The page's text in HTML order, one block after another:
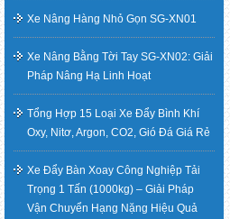
Xe Nâng Hàng Nhỏ Gọn SG-XN01
Xe Nâng Bằng Tời Tay SG-XN02: Giải
Pháp Nâng Hạ Linh Hoạt
Tổng Hợp 15 Loại Xe Đẩy Bình Khí
Oxy, Nitơ, Argon, CO2, Gió Đá Giá Rẻ
Xe Đẩy Bàn Xoay Công Nghiệp Tải
Trọng 1 Tấn (1000kg) – Giải Pháp
Vận Chuyển Hạng Nặng Hiệu Quả